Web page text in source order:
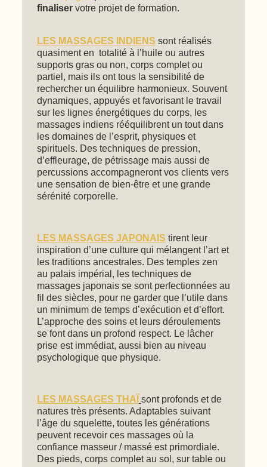
finaliservotre projet de formation.
LES MASSAGES INDIENS sont réalisés
quasiment en totalité à l’huile ou autres
supports gras ou non, corps complet ou
partiel, mais ils ont tous la sensibilité de
rechercher un équilibre harmonieux. Souvent
dynamiques, appuyés et favorisant le travail
sur les lignes énergétiques du corps, les
massages indiens rééquilibrent un tout dans
les domaines de l’esprit, physiques et
spirituels. Des techniques de pression,
d’effleurage, de pétrissage mais aussi de
percussions accompagneront vos clients vers
une sensation de bien-être et une grande
sérénité corporelle.
LES MASSAGES JAPONAIS tirent leur
inspiration d’une culture qui mélangent l’art et
les traditions ancestrales. Des temples zen
au palais impérial, les techniques de
massages japonais se sont perfectionnées au
fil des siècles, pour ne garder que l’utile dans
un minimum de temps d’exécution et d’effort.
L’approche des soins et leurs déroulements
se font dans un profond respect. Le lâcher
prise est immédiat, aussi bien au niveau
psychologique que physique.
LES MASSAGES THAÏ sont profonds et de
natures très présents. Adaptables suivant
l’âge du squelette, toutes les générations
peuvent recevoir ces massages où la
confiance masseur / massé est primordiale.
Des pieds, corps complet au sol, sur table ou